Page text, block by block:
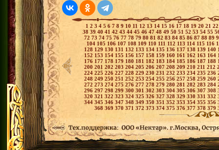
1 2 3 4 5 6 7 8 9 10 11 12 13 14 15 16 17 18 19 20 21
38 39 40 41 42 43 44 45 46 47 48 49 50 51 52 53 54 55
72 73 74 75 76 77 78 79 80 81 82 83 84 85 86 87 88 89
104 105 106 107 108 109 110 111 112 113 114 115 116
128 129 130 131 132 133 134 135 136 137 138 139 140
152 153 154 155 156 157 158 159 160 161162 163 164
176 177 178 179 180 181 182 183 184 185 186 187 188
200 201 202 203 204 205 206 207 208 209 210 211 212
224 225 226 227 228 229 230 231 232 233 234 235 236
248 249 250 251 252 253254 255 256 257 258 259 260
272 273 274 275 276 277 278 279 280 281 282 283 284
296 297 298 299 300 301 302 303 304 305 306 307 308
320 321 322 323 324 325 326 327 328 329 330 331 332
344 345 346 347 348 349 350 351 352 353 354 355 356
368 369 370 371 372 373 374 375 376 377 378 379